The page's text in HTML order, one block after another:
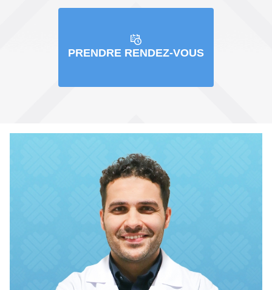
PRENDRE RENDEZ-VOUS